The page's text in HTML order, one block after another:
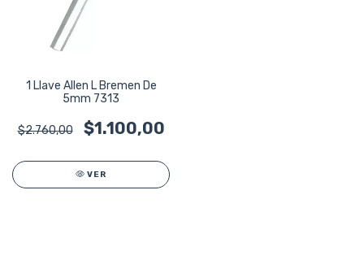
1 Llave Allen L Bremen De
5mm 7313
$2.760,00 $1.100,00
VER